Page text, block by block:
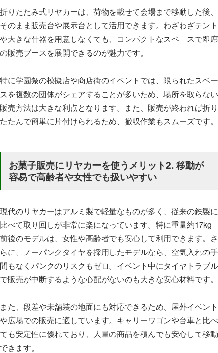
折りたたみ式リヤカーは、荷物を載せて会場まで移動した後、
そのまま販売台や展示台として活用できます。わざわざテント
や大きな什器を用意しなくても、コンパクトなスペースで即席
の販売ブースを展開できるのが魅力です。
特に学園祭の模擬店や商店街のイベントでは、限られたスペー
スを複数の団体がシェアすることが多いため、場所を取らない
販売方法は大きな利点となります。また、販売が終われば折り
たたんで簡単に片付けられるため、撤収作業もスムーズです。
お菓子販売にリヤカーを使うメリット2. 移動が
容易で高齢者や女性でも扱いやすい
現代のリヤカーはアルミ製で軽量なものが多く、従来の鉄製に
比べて取り回しが非常に楽になっています。特に重量約17kg
前後のモデルは、女性や高齢者でも安心して利用できます。さ
らに、ノーパンクタイヤを採用したモデルなら、空気入れの手
間もなくパンクのリスクもゼロ。イベント中にタイヤトラブル
で販売が中断するような心配がないのも大きな安心材料です。
また、段差や未舗装の地面にも対応できるため、屋外イベント
や広場での販売に適しています。キャリーワゴンや台車と比べ
ても安定性に優れており、大量の商品を積んでも安心して移動
できます。